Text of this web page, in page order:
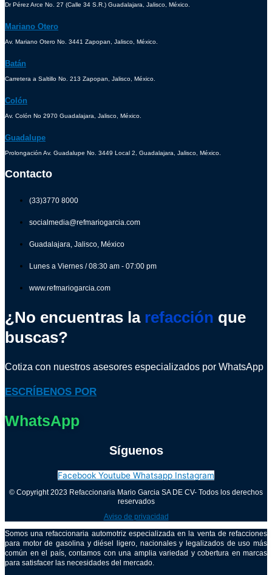
Dr Pérez Arce No. 27 (Calle 34 S.R.) Guadalajara, Jalisco, México.
Mariano Otero
Av. Mariano Otero No. 3441 Zapopan, Jalisco, México.
Batán
Carretera a Saltillo No. 213 Zapopan, Jalisco, México.
Colón
Av. Colón No 2970 Guadalajara, Jalisco, México.
Guadalupe
Prolongación Av. Guadalupe No. 3449 Local 2, Guadalajara, Jalisco, México.
Contacto
(33)3770 8000
socialmedia@refmariogarcia.com
Guadalajara, Jalisco, México
Lunes a Viernes / 08:30 am - 07:00 pm
www.refmariogarcia.com
¿No encuentras la refacción que
buscas?
Cotiza con nuestros asesores especializados por WhatsApp
ESCRÍBENOS POR
WhatsApp
Síguenos
Facebook Youtube Whatsapp Instagram
© Copyright 2023 Refaccionaria Mario Garcia SA DE CV- Todos los derechos
reservados
Aviso de privacidad
Somos una refaccionaria automotriz especializada en la venta de refacciones
para motor de gasolina y diésel ligero, nacionales y legalizados de uso más
común en el país, contamos con una amplia variedad y cobertura en marcas
para satisfacer las necesidades del mercado.